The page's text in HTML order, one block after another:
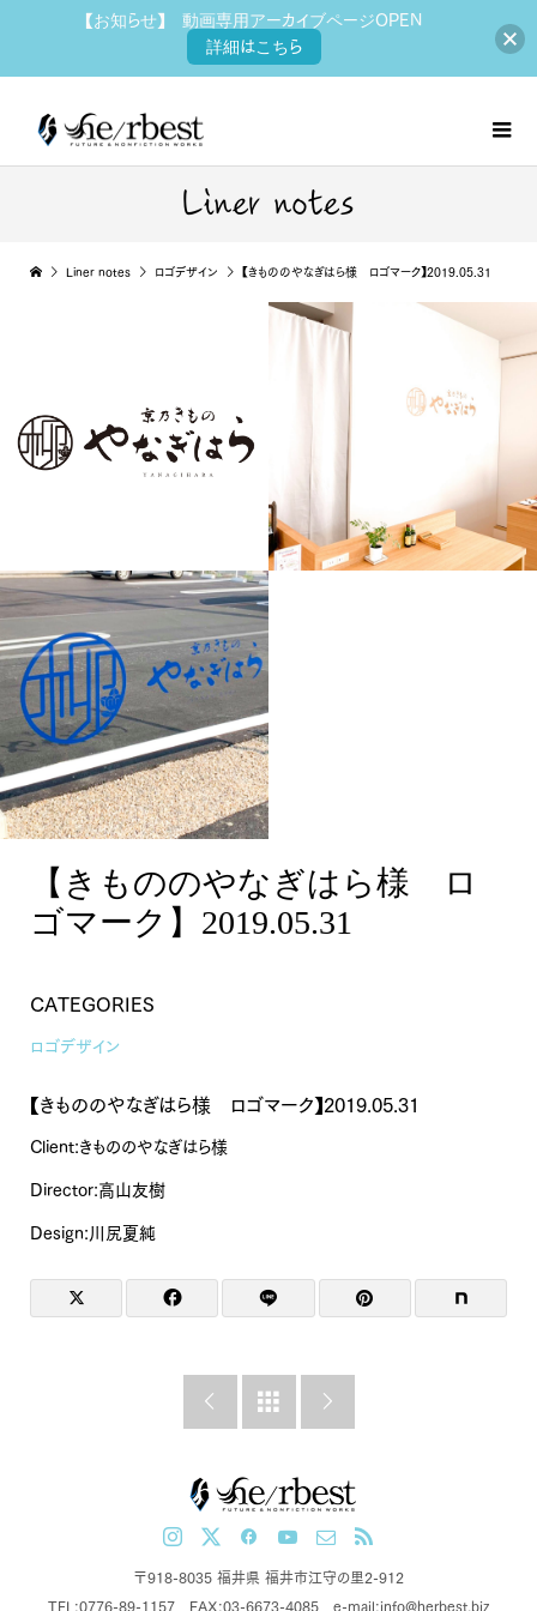
Liner notes
Liner notes ロゴデザイン 【きもののやなぎはら様 ロゴマーク】2019.05.31
【きもののやなぎはら様 ロ
ゴマーク】2019.05.31
きもののやなぎはら 表看
【きもののやなぎはら様 ロ
ゴマーク】2019.05.31
CATEGORIES
ロゴデザイン
【きもののやなぎはら様 ロゴマーク】2019.05.31
Client:きもののやなぎはら様
Director:高山友樹
Design:川尻夏純
  
〒918-8035 福井県 福井市江守の里2-912
TEL:0776-89-1157 FAX:03-6673-4085 e-mail:info@herbest.biz
【お知らせ】 動画専用アーカイブページOPEN
詳細はこちら